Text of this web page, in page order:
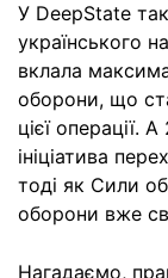
У DeepState
українського
вклала
оборони, що
цієї операції.
ініціатива
тоді як Сили
оборони вже
Нагадаємо,